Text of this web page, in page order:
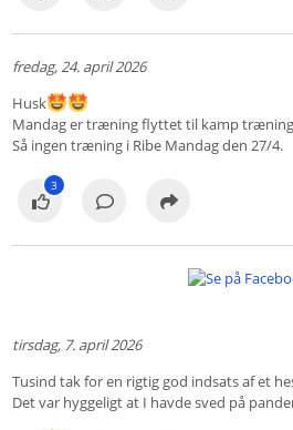
fredag, 24. april 2026
Husk
Mandag er træning flyttet til kamp
Så ingen træning i Ribe Mandag den 27/4.
3
tirsdag, 7. april 2026
Tusind tak for en rigtig god indsats af et
Det var hyggeligt at I havde sved på